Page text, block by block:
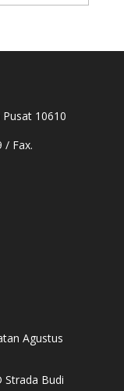
Pusat 10610
/ Fax.
Agustus
Strada Budi